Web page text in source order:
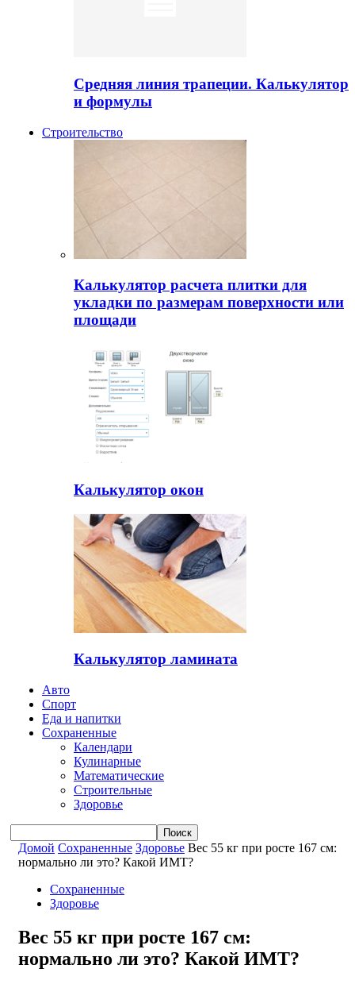
Средняя линия трапеции. Калькулятор
и формулы
Строительство
Калькулятор расчета плитки для
укладки по размерам поверхности или
площади
Калькулятор окон
Калькулятор ламината
Авто
Спорт
Еда и напитки
Сохраненные
Календари
Кулинарные
Математические
Строительные
Здоровье
Домой Сохраненные Здоровье Вес 55 кг при росте 167 см:
нормально ли это? Какой ИМТ?
Сохраненные
Здоровье
Вес 55 кг при росте 167 см:
нормально ли это? Какой ИМТ?